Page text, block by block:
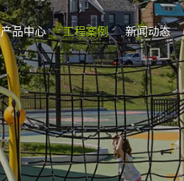
产品中心 工程案例 新闻动态